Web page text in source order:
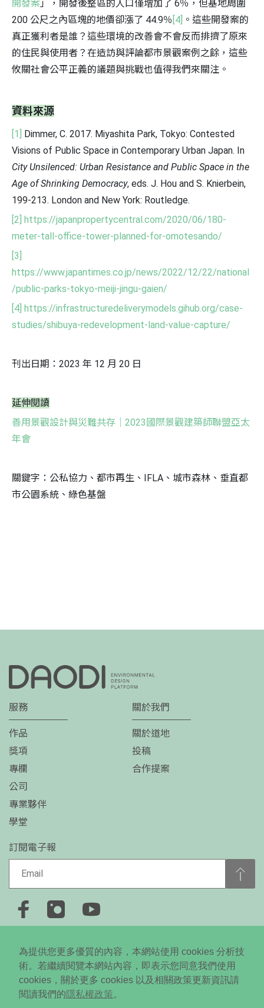
為提供您更多優質的內容，本網站使用 cookies 分析技
術。若繼續閱覽本網站內容，即表示您同意我們使用
cookies，關於更多 cookies 以及相關政策更新資訊請
閱讀我們的隱私權政策。
開發案」，開發後整區的人口僅增加了 6％，但基地周圍
200 公尺之內區塊的地價卻漲了 44.9％ [4] 。這些開發案的
真正獲利者是誰？這些環境的改善會不會反而排擠了原來
的住民與使用者？在造訪與評論都市景觀案例之餘，這些
攸關社會公平正義的議題與挑戰也值得我們來關注。
資料來源
[1]
Dimmer, C. 2017. Miyashita Park, Tokyo: Contested
Visions of Public Space in Contemporary Urban Japan. In
City Unsilenced: Urban Resistance and Public Space in the
Age of Shrinking Democracy, eds. J. Hou and S. Knierbein,
199-213. London and New York: Routledge.
[2] https://japanpropertycentral.com/2020/06/180-
meter-tall-office-tower-planned-for-omotesando/
[3]
https://www.japantimes.co.jp/news/2022/12/22/national
/public-parks-tokyo-meiji-jingu-gaien/
[4] https://infrastructuredeliverymodels.gihub.org/case-
studies/shibuya-redevelopment-land-value-capture/
刊出日期：2023 年 12 月 20 日
延伸閱讀
善用景觀設計與災難共存｜2023國際景觀建築師聯盟亞太
年會
關鍵字：公私協力、都市再生、IFLA、城市森林、垂直都
市公園系統、綠色基盤
服務
作品
獎項
專欄
公司
專業夥伴
學堂
關於我們
關於道地
投稿
合作提案
訂閱電子報
台北市大安區忠孝東路四段310號5樓
Copyright © 2024 Daodi New Media All RightsReserved. ©
未經授權．不得轉載